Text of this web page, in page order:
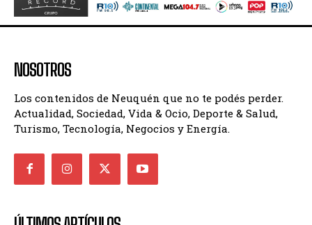
NOSOTROS
Los contenidos de Neuquén que no te podés perder.
Actualidad, Sociedad, Vida & Ocio, Deporte & Salud,
Turismo, Tecnología, Negocios y Energía.